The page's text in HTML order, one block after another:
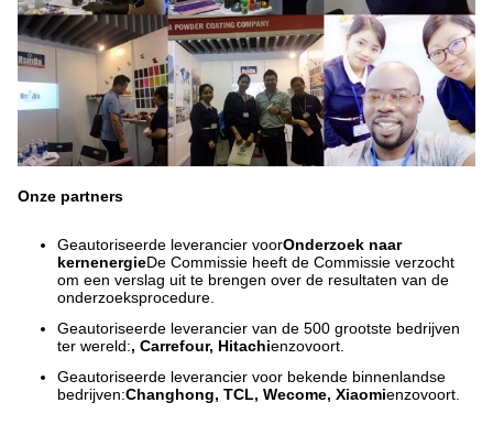
Onze partners
Geautoriseerde leverancier voorOnderzoek naar
kernenergieDe Commissie heeft de Commissie verzocht
om een verslag uit te brengen over de resultaten van de
onderzoeksprocedure.
Geautoriseerde leverancier van de 500 grootste bedrijven
ter wereld:, Carrefour, Hitachienzovoort.
Geautoriseerde leverancier voor bekende binnenlandse
bedrijven:Changhong, TCL, Wecome, Xiaomienzovoort.